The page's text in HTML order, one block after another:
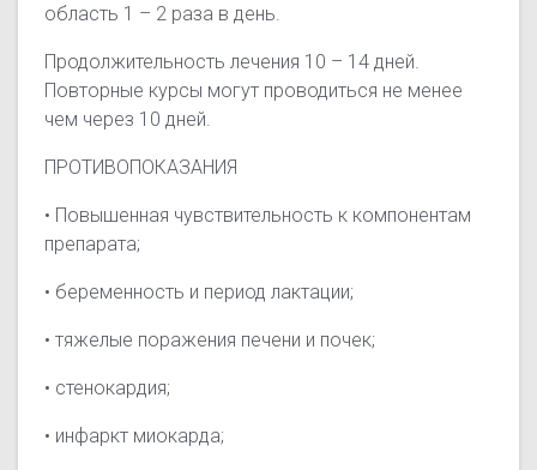
область 1 – 2 раза в день.
Продолжительность лечения 10 – 14 дней.
Повторные курсы могут проводиться не менее
чем через 10 дней.
ПРОТИВОПОКАЗАНИЯ
• Повышенная чувствительность к компонентам
препарата;
• беременность и период лактации;
• тяжелые поражения печени и почек;
• стенокардия;
• инфаркт миокарда;